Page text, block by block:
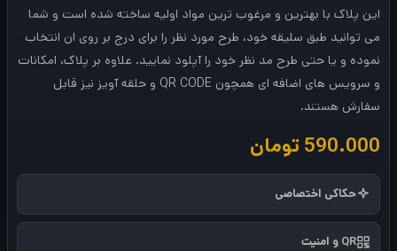
این پلاک با بهترین و مرغوب ترین مواد اولیه ساخته شده است و شما
می توانید طبق سلیقه خود، طرح مورد نظر را برای درج بر روی ان انتخاب
نموده و یا حتی طرح مد نظر خود را آپلود نمایید. علاوه بر پلاک، امکانات
و سرویس های اضافه ای همچون QR CODE و حلقه آویز نیز قابل
سفارش هستند.
590.000 تومان
حکاکی اختصاصی
QR و امنیت